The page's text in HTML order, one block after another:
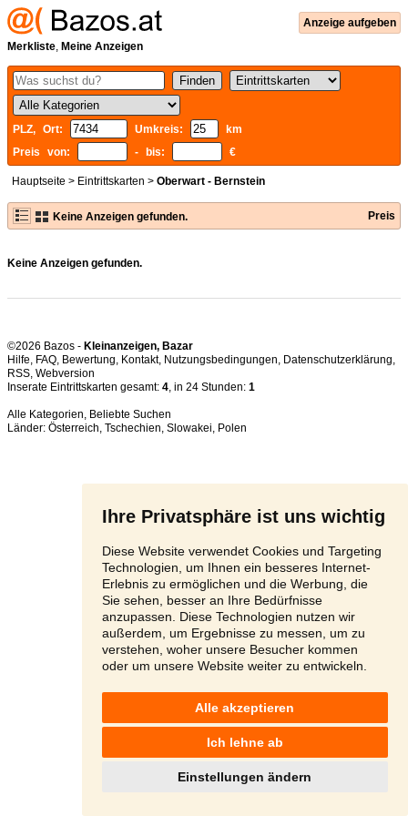
Ihre Privatsphäre ist uns wichtig
Diese Website verwendet Cookies und Targeting
Technologien, um Ihnen ein besseres Internet-
Erlebnis zu ermöglichen und die Werbung, die
Sie sehen, besser an Ihre Bedürfnisse
anzupassen. Diese Technologien nutzen wir
außerdem, um Ergebnisse zu messen, um zu
verstehen, woher unsere Besucher kommen
oder um unsere Website weiter zu entwickeln.
Alle akzeptieren
Ich lehne ab
Einstellungen ändern
Anzeige aufgeben
Merkliste, Meine Anzeigen
PLZ, Ort: Umkreis:
km
Preis von:
- bis: €
Hauptseite > Eintrittskarten > Oberwart - Bernstein
Keine Anzeigen gefunden. Preis
Keine Anzeigen gefunden.
©2026 Bazos - Kleinanzeigen, Bazar
Hilfe, FAQ, Bewertung, Kontakt, Nutzungsbedingungen, Datenschutzerklärung,
RSS,
Inserate Eintrittskarten gesamt: 4, in 24 Stunden: 1
Alle Kategorien, Beliebte Suchen
Länder: Österreich, Tschechien, Slowakei, Polen